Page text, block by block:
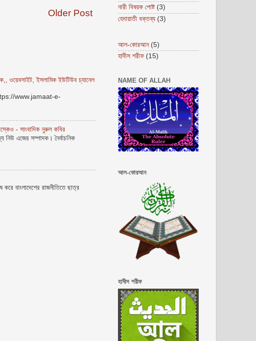
Older Post
ইসলামিক ইউটিউব চ্যানেল
www.jamaat-e-
- সাংবাদিক নুরুল কবির
নিউ এজের সম্পাদক। নৈর্বাচনিক
বাংলাদেশের রাজনীতিতে ছাত্র
নারী বিষয়ক পোষ্ট (3)
হেদায়াতী বক্তব্য (3)
আল-কোরআন (5)
হাদীস শরীফ (15)
NAME OF ALLAH
আল-কোরআন
হাদীস শরীফ